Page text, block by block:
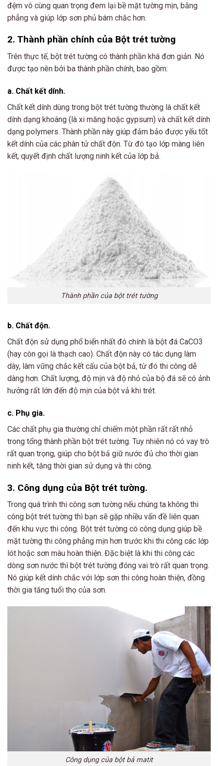
đệm vô cùng quan trọng đem lại bề mặt tường mịn, bằng
phẳng và giúp lớp sơn phủ bám chắc hơn.
2. Thành phần chính của Bột trét tường
Trên thực tế, bột trét tường có thành phần khá đơn giản. Nó
được tạo nên bởi ba thành phần chính, bao gồm:
a. Chất kết dính.
Chất kết dính dùng trong bột trét tường thường là chất kết
dính dạng khoáng (là xi măng hoặc gypsum) và chất kết dính
dạng polymers. Thành phần này giúp đảm bảo được yếu tốt
kết dính của các phân tử chất độn. Từ đó tạo lớp màng liên
kết, quyết định chất lượng ninh kết của lớp bả.
Thành phần của bột trét tường
b. Chất độn.
Chất độn sử dụng phổ biến nhất đó chính là bột đá CaCO3
(hay còn gọi là thạch cao). Chất độn này có tác dụng làm
dày, làm vững chắc kết cấu của bột bả, từ đó thi công dễ
dàng hơn. Chất lượng, độ mịn và độ nhỏ của bộ đá sẽ có ảnh
hưởng rất lớn đến độ mịn của bột vả khi trét.
c. Phụ gia.
Các chất phụ gia thường chỉ chiếm một phần rất rất nhỏ
trong tổng thành phần bột trét tường. Tuy nhiên nó có vay trò
rất quan trọng, giúp cho bột bả giữ nước đủ cho thời gian
ninh kết, tăng thời gian sử dụng và thi công.
3. Công dụng của Bột trét tường.
Trong quá trình thi công sơn tường nếu chúng ta không thi
công bột trét tường thì bạn sẽ gặp nhiều vấn đề liên quan
đến khu vực thi công. Bột trét tường có công dụng giúp bề
mặt tường thi công phẳng mịn hơn trước khi thi công các lớp
lót hoặc sơn màu hoàn thiện. Đặc biệt là khi thi công các
dòng sơn nước thì bột trét tường đóng vai trò rất quan trọng.
Nó giúp kết dính chắc với lớp sơn thi công hoàn thiện, đồng
thời gia tăng tuổi thọ của sơn.
Công dụng của bột bả matit